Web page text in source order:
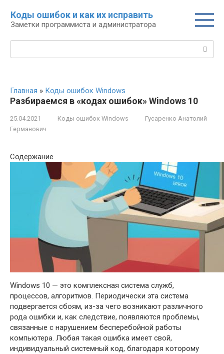
контенту
Коды ошибок и как их исправить
Заметки программиста и администратора
Главная » Коды ошибок Windows
Разбираемся в «кодах ошибок» Windows 10
25.04.2021 Коды ошибок Windows
Гусаренко Анатолий
Германович
Содержание
Windows 10 — это комплексная система служб,
процессов, алгоритмов. Периодически эта система
подвергается сбоям, из-за чего возникают различного
рода ошибки и, как следствие, появляются проблемы,
связанные с нарушением бесперебойной работы
компьютера. Любая такая ошибка имеет свой,
индивидуальный системный код, благодаря которому